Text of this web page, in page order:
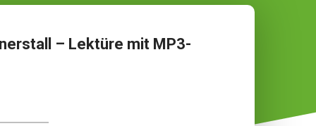
– Lektüre mit MP3-